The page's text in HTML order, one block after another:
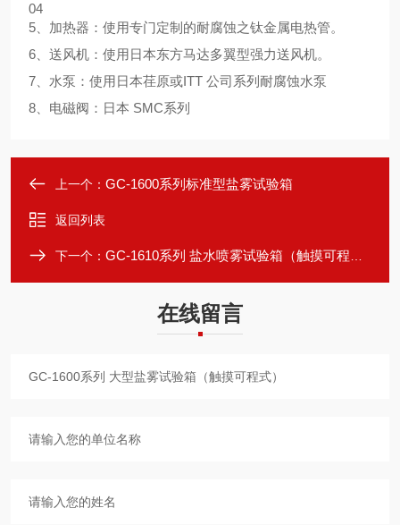
04
5、加热器：使用专门定制的耐腐蚀之钛金属电热管。
6、送风机：使用日本东方马达多翼型强力送风机。
7、水泵：使用日本荏原或ITT 公司系列耐腐蚀水泵
8、电磁阀：日本 SMC系列
上一个： GC-1600系列标准型盐雾试验箱
返回列表
下一个： GC-1610系列 盐水喷雾试验箱（触摸可程式）
在线留言